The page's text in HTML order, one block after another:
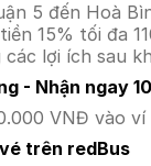
5 đến Hoà
15% tối đa
lợi ích sau
- Nhận ngay
VNĐ vào
trên redBus